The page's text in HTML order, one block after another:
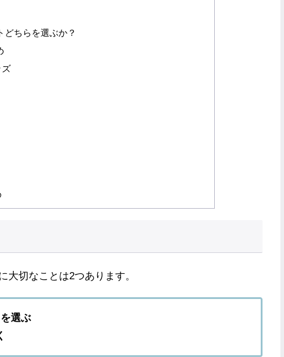
どちらを選ぶか？
ズ
切なことは2つあります。
選ぶ